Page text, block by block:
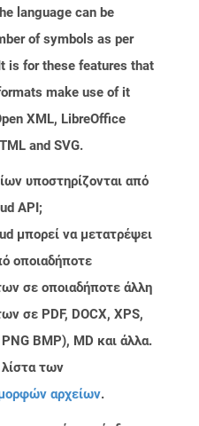
language can be
of symbols as per
is for these features that
make use of it
XML, LibreOffice
and SVG.
υποστηρίζονται από
API;
μπορεί να μετατρέψει
οποιαδήποτε
σε οποιαδήποτε άλλη
σε PDF, DOCX, XPS,
BMP), MD και άλλα.
των
αρχείων.